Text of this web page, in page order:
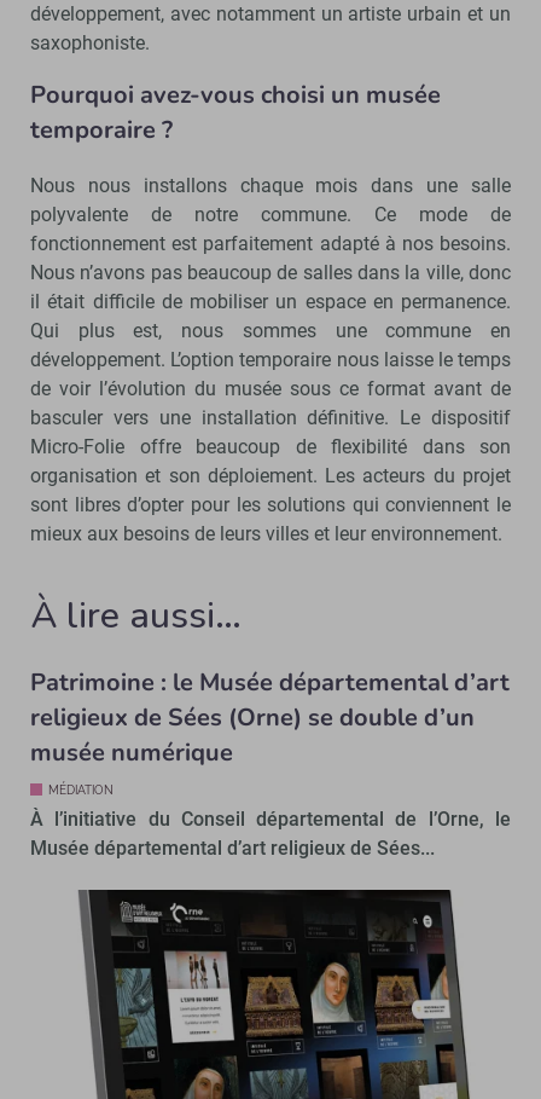
développement, avec notamment un artiste urbain et un
saxophoniste.
Pourquoi avez-vous choisi un musée
temporaire ?
Nous nous installons chaque mois dans une salle
polyvalente de notre commune. Ce mode de
fonctionnement est parfaitement adapté à nos besoins.
Nous n’avons pas beaucoup de salles dans la ville, donc
il était difficile de mobiliser un espace en permanence.
Qui plus est, nous sommes une commune en
développement. L’option temporaire nous laisse le temps
de voir l’évolution du musée sous ce format avant de
basculer vers une installation définitive. Le dispositif
Micro-Folie offre beaucoup de flexibilité dans son
organisation et son déploiement. Les acteurs du projet
sont libres d’opter pour les solutions qui conviennent le
mieux aux besoins de leurs villes et leur environnement.
À lire aussi…
Patrimoine : le Musée départemental d’art
religieux de Sées (Orne) se double d’un
musée numérique
MÉDIATION
À l’initiative du Conseil départemental de l’Orne, le
Musée départemental d’art religieux de Sées...